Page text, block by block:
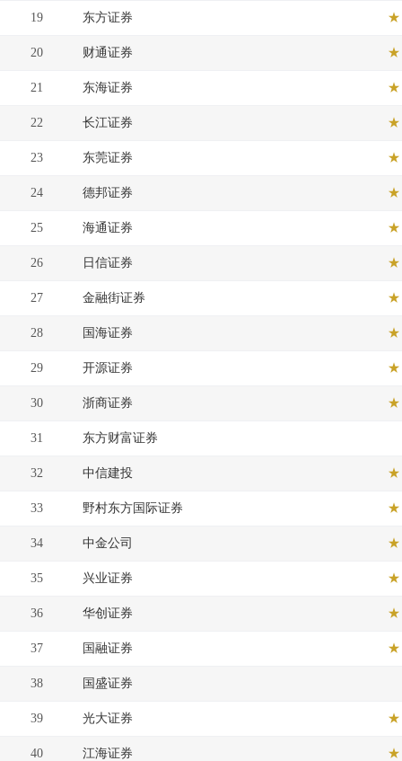
19 东方证券
20 财通证券
21 东海证券
22 长江证券
23 东莞证券
24 德邦证券
25 海通证券
26 日信证券
27 金融街证券
28 国海证券
29 开源证券
30 浙商证券
31 东方财富证券
32 中信建投
33 野村东方国际证券
34 中金公司
35 兴业证券
36 华创证券
37 国融证券
38 国盛证券
39 光大证券
40 江海证券